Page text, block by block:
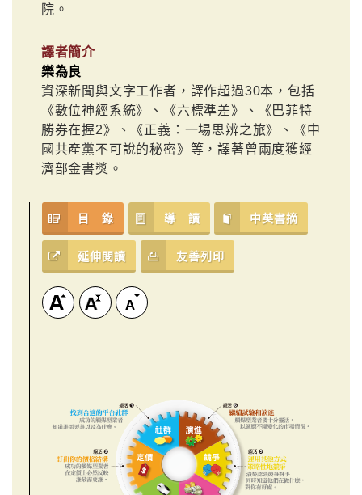
院。
譯者簡介
樂為良
資深新聞與文字工作者，譯作超過30本，包括
《數位神經系統》、《六標準差》、《巴菲特
勝券在握2》、《正義：一場思辨之旅》、《中
國共產黨不可說的秘密》等，譯著曾兩度獲經
濟部金書獎。
目 錄 導 讀 中英書摘
延伸閱讀 友善列印